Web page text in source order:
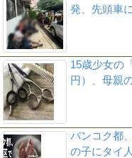
発、先頭車
15歳少女の
円）、母親
バンコク都
の子にタイ